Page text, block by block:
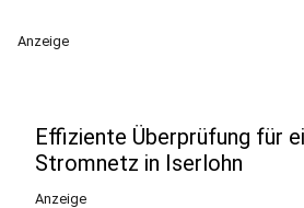
Anzeige
Effiziente Überprüfung für
Stromnetz in Iserlohn
Anzeige